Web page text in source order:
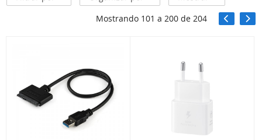
Mostrando 101 a 200de 204